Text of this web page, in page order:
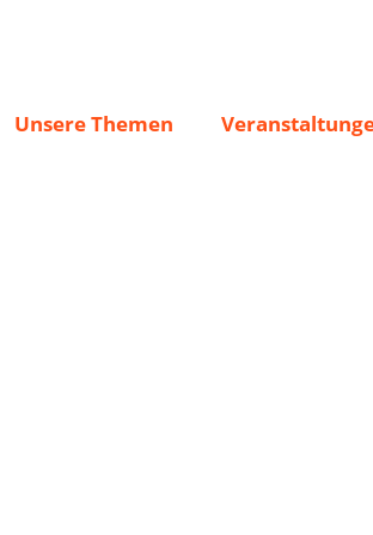
Unsere Themen